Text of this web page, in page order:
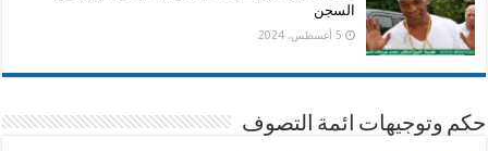
السجن
5 أغسطس، 2024
حكم وتوجيهات ائمة التصوف